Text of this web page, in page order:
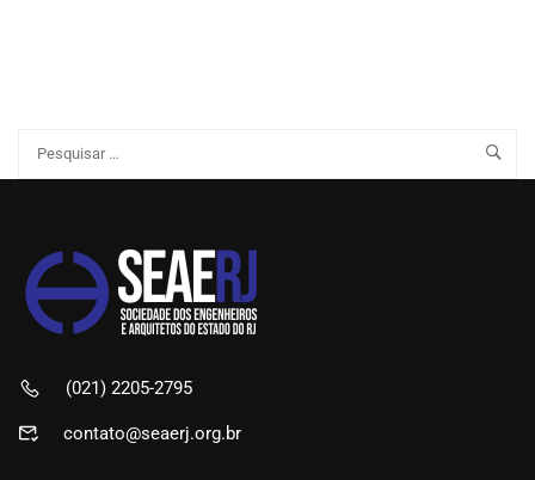
(021) 2205-2795
contato@seaerj.org.br